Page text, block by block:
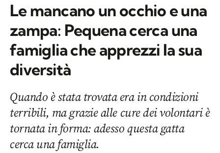
Le mancano un occhio e una
zampa: Pequena cerca una
famiglia che apprezzi la sua
diversità
Quando è stata trovata era in condizioni
terribili, ma grazie alle cure dei volontari è
tornata in forma: adesso questa gatta
cerca una famiglia.